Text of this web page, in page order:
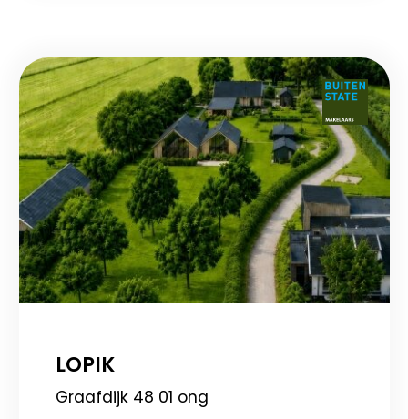
LOPIK
Graafdijk 48 01 ong